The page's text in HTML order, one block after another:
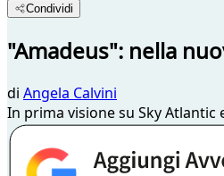
Condividi
"Amadeus": nella
di Angela Calvini
In prima visione su Sky